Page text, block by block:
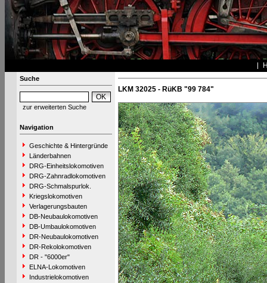
Suche
zur erweiterten Suche
Navigation
Geschichte & Hintergründe
Länderbahnen
DRG-Einheitslokomotiven
DRG-Zahnradlokomotiven
DRG-Schmalspurlok.
Kriegslokomotiven
Verlagerungsbauten
DB-Neubaulokomotiven
DB-Umbaulokomotiven
DR-Neubaulokomotiven
DR-Rekolokomotiven
DR - "6000er"
ELNA-Lokomotiven
Industrielokomotiven
LKM 32025 - RüKB "99 784"